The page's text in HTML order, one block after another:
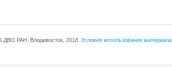
РАН, Владивосток, 2018. Условия использования материала